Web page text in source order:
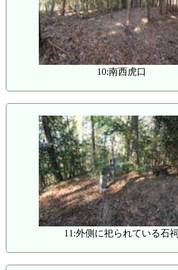
10:南西虎口
11:外側に祀られている石祠